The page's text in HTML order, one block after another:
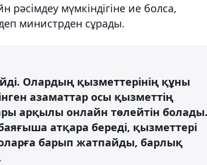
рәсімдеу мүмкіндігіне ие болса,
министрден сұрады.
Олардың қызметтерінің құны
азаматтар осы қызметтің
арқылы онлайн төлейтін болады.
атқара береді, қызметтері
барып жатпайды, барлық